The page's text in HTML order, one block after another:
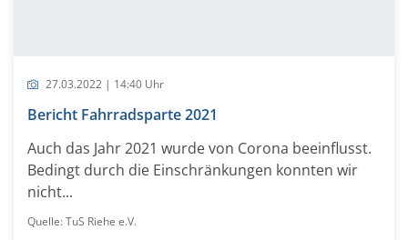
27.03.2022 | 14:40 Uhr
Bericht Fahrradsparte 2021
Auch das Jahr 2021 wurde von Corona beeinflusst.
Bedingt durch die Einschränkungen konnten wir
nicht...
Quelle: TuS Riehe e.V.